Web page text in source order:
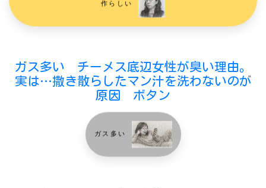
作らしい
ガス多い チーメス底辺女性が臭い理由。
実は…撒き散らしたマン汁を洗わないのが
原因 ボタン
ガス多い